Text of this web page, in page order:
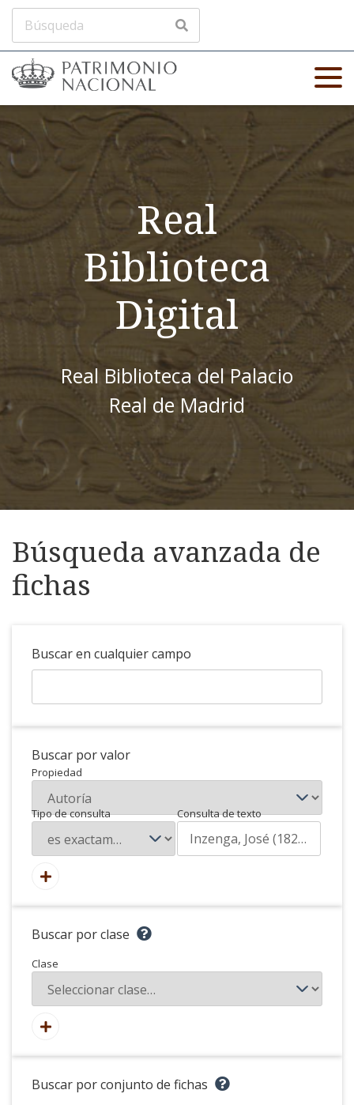
Real
Biblioteca
Digital
Real Biblioteca del Palacio
Real de Madrid
Búsqueda avanzada de
fichas
Buscar en cualquier campo
Buscar por valor
Propiedad
Tipo de consulta Consulta de texto
Buscar por clase
Clase
Buscar por conjunto de fichas